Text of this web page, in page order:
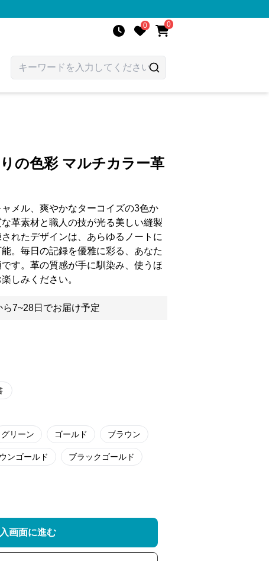
0 0
の色彩 マルチカラー革
メル、爽やかなターコイズの3色か
革素材と職人の技が光る美しい縫製
れたデザインは、あらゆるノートに
。毎日の記録を優雅に彩る、あなた
す。革の質感が手に馴染み、使うほ
しみください。
ら7~28日でお届け予定
グリーン ゴールド ブラウン
ンゴールド ブラックゴールド
画面に進む